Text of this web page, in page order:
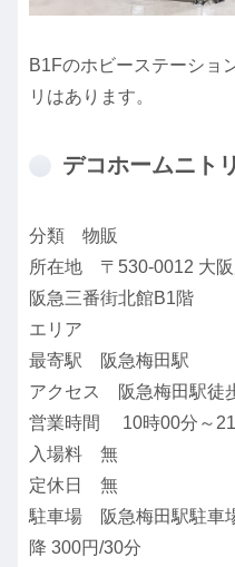
B1Fのホビーステーショ
リはあります。
デコホームニト
分類 物販
所在地 〒530-0012 大
阪急三番街北館B1階
エリア
最寄駅 阪急梅田駅
アクセス 阪急梅田駅徒
営業時間 10時00分～
入場料 無
定休日 無
駐車場 阪急梅田駅駐車
降 300円/30分